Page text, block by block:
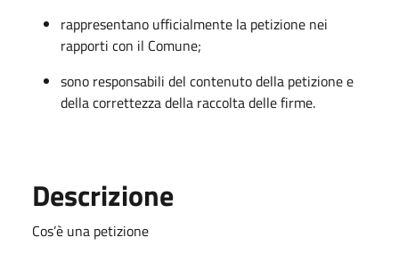
rappresentano ufficialmente la petizione nei
rapporti con il Comune;
sono responsabili del contenuto della petizione e
della correttezza della raccolta delle firme.
Descrizione
Cos’è una petizione